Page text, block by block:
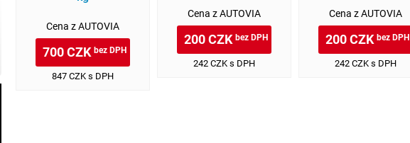
Cena z AUTOVIA
700 CZKbez DPH
847 CZK s DPH
Cena z AUTOVIA
200 CZKbez DPH
242 CZK s DPH
Cena z AUTOVIA
200 CZKbez DPH
242 CZK s DPH